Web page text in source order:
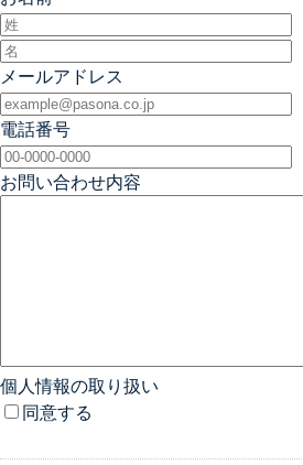
メールアドレス
電話番号
お問い合わせ内容
個人情報の取り扱い
同意する